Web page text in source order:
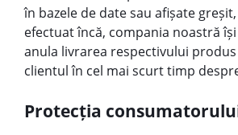
în bazele de date sau afișate
efectuat încă, compania noastră
anula livrarea respectivului
clientul în cel mai scurt timp
Protecția